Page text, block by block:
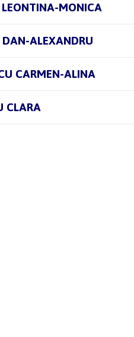
LEONTINA-MONICA
DAN-ALEXANDRU
CARMEN-ALINA
CLARA